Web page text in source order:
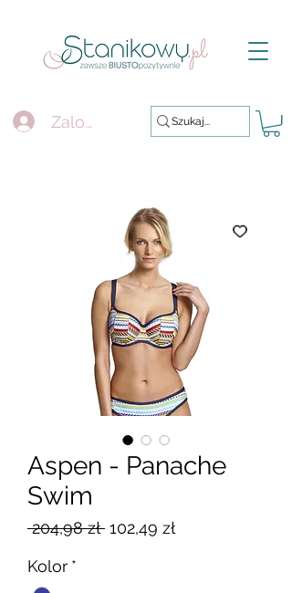
Zaloguj się
Aspen - Panache
Swim
204,98 zł Regularna
102,49 złCena
Kolor *